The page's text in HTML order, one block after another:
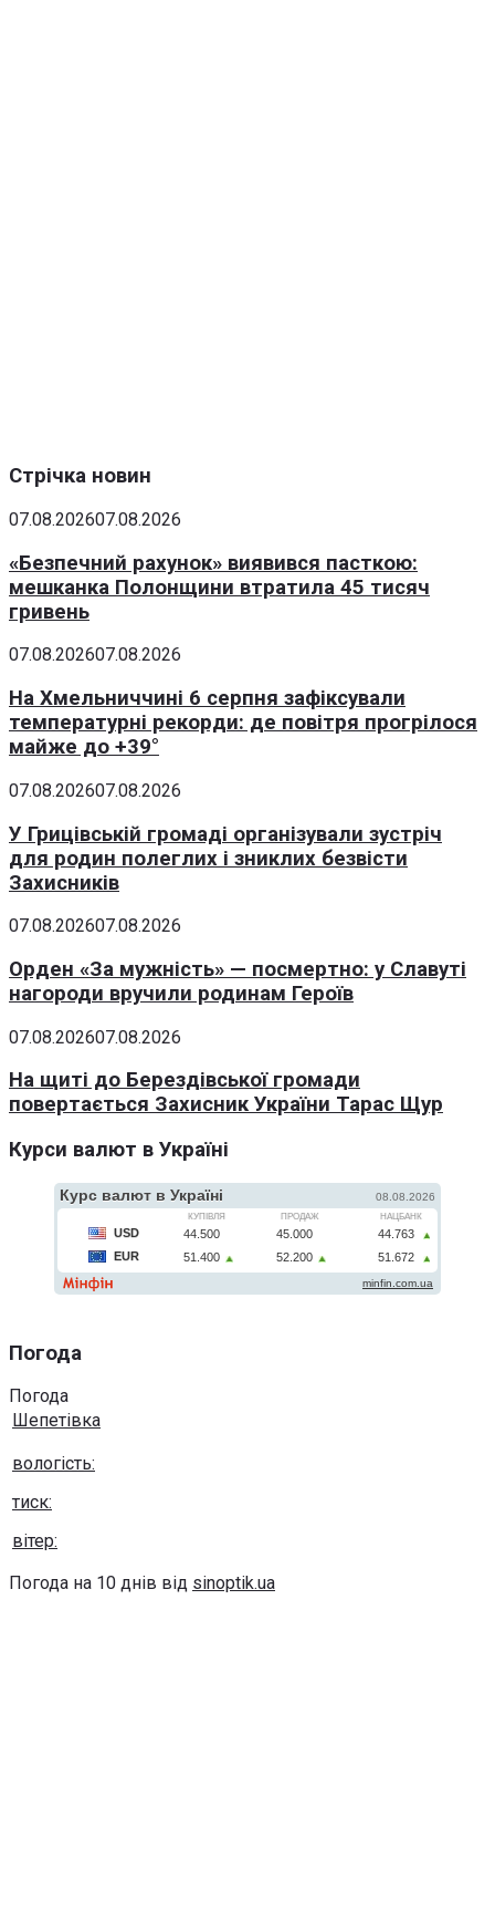
Стрічка новин
07.08.202607.08.2026
«Безпечний рахунок» виявився пасткою:
мешканка Полонщини втратила 45 тисяч
гривень
07.08.202607.08.2026
На Хмельниччині 6 серпня зафіксували
температурні рекорди: де повітря прогрілося
майже до +39°
07.08.202607.08.2026
У Грицівській громаді організували зустріч
для родин полеглих і зниклих безвісти
Захисників
07.08.202607.08.2026
Орден «За мужність» — посмертно: у Славуті
нагороди вручили родинам Героїв
07.08.202607.08.2026
На щиті до Берездівської громади
повертається Захисник України Тарас Щур
Курси валют в Україні
Погода
Погода
Шепетівка
вологість:
тиск:
вітер:
Погода на 10 днів від sinoptik.ua